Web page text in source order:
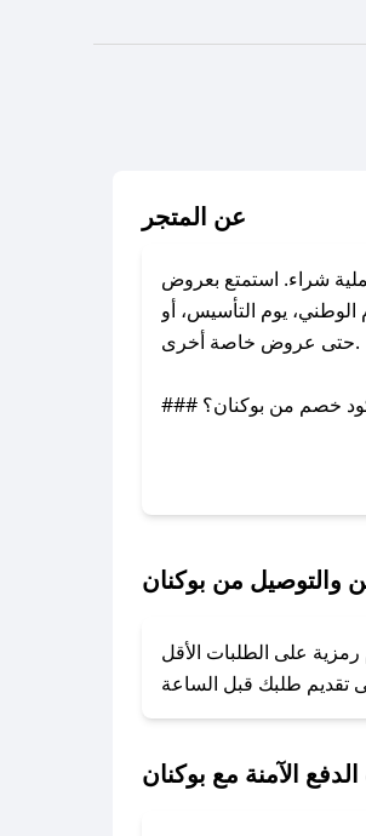
عن المتجر
شراء. استمتع بعروض
يوم التأسيس، أو
حتى عروض خاصة أخرى.
### كيف تحصل على كود خصم من بوكنان؟
لإضافته بسرعة.
في أسرع وقت ممكن.
### ماذا أفعل إذا لم أجد كود خصم لمتجري المفضل؟
والتوصيل من بوكنان
على الطلبات الأقل
الآمنة مع بوكنان